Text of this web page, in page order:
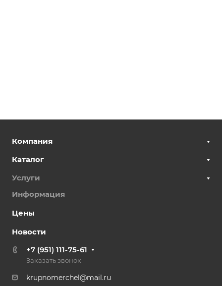
Компания
Каталог
Услуги
Информация
Цены
Новости
+7 (951) 111-75-61
Заказать звонок
krupnomerchel@mail.ru